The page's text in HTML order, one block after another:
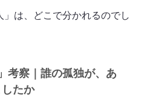
」は、どこで分かれるのでし
考察｜誰の孤独が、あ
たか